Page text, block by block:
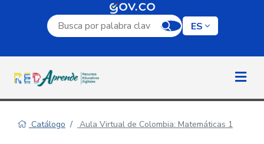
Campo de búsqueda por palabra clave
ES
Catálogo Aula Virtual de Colombia: Matemáticas 1